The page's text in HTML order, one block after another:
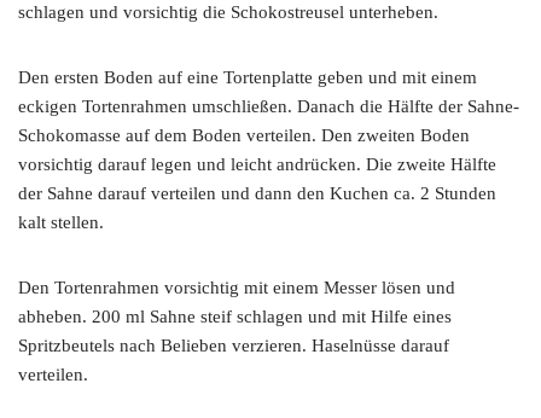
schlagen und vorsichtig die Schokostreusel unterheben.
Den ersten Boden auf eine Tortenplatte geben und mit einem
eckigen Tortenrahmen umschließen. Danach die Hälfte der Sahne-
Schokomasse auf dem Boden verteilen. Den zweiten Boden
vorsichtig darauf legen und leicht andrücken. Die zweite Hälfte
der Sahne darauf verteilen und dann den Kuchen ca. 2 Stunden
kalt stellen.
Den Tortenrahmen vorsichtig mit einem Messer lösen und
abheben. 200 ml Sahne steif schlagen und mit Hilfe eines
Spritzbeutels nach Belieben verzieren. Haselnüsse darauf
verteilen.